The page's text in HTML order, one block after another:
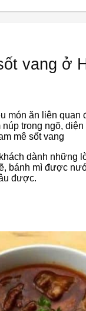
vang ở
món ăn liên quan
núp trong ngõ,
mê sốt vang
dành những
bánh mì được
được.